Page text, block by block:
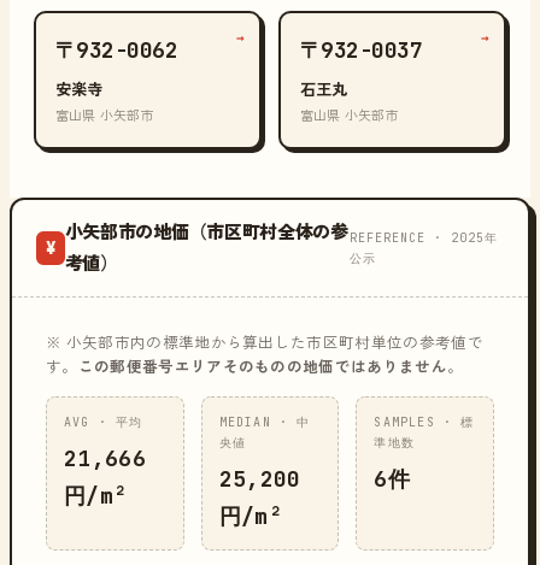
〒932-0062
安楽寺
富山県 小矢部市
→ 〒932-0037
石王丸
富山県 小矢部市
→
¥
小矢部市の地価（市区町村全体の参
考値）
REFERENCE · 2025年
公示
※ 小矢部市内の標準地から算出した市区町村単位の参考値で
す。
この郵便番号エリアそのものの地価ではありません。
AVG · 平均
21,666
円/m²
MEDIAN · 中
央値
25,200
円/m²
SAMPLES · 標
準地数
6件